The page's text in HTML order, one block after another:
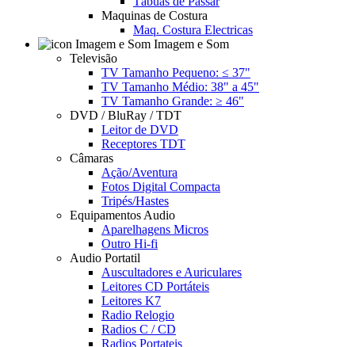
Maquinas de Costura
Maq. Costura Electricas
Imagem e Som
Televisão
TV Tamanho Pequeno: ≤ 37"
TV Tamanho Médio: 38" a 45"
TV Tamanho Grande: ≥ 46"
DVD / BluRay / TDT
Leitor de DVD
Receptores TDT
Câmaras
Ação/Aventura
Fotos Digital Compacta
Tripés/Hastes
Equipamentos Audio
Aparelhagens Micros
Outro Hi-fi
Audio Portatil
Auscultadores e Auriculares
Leitores CD Portáteis
Leitores K7
Radio Relogio
Radios C / CD
Radios Portateis